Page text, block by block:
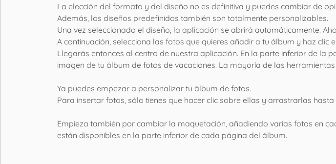
La elección del formato y del diseño no es definitiva y puedes cambiar de
Además, los diseños predefinidos también son totalmente personalizables.
Una vez seleccionado el diseño, la aplicación se abrirá automáticamente.
A continuación, selecciona las fotos que quieres añadir a tu álbum y haz clic
Llegarás entonces al centro de nuestra aplicación. En la parte inferior de la
imagen de tu álbum de fotos de vacaciones. La mayoría de las
Ya puedes empezar a personalizar tu álbum de fotos.
Para insertar fotos, sólo tienes que hacer clic sobre ellas y arrastrarlas
Empieza también por cambiar la maquetación, añadiendo varias fotos en
están disponibles en la parte inferior de cada página del álbum.